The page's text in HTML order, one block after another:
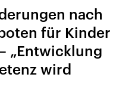
nach
für Kinder
„Entwicklung
wird